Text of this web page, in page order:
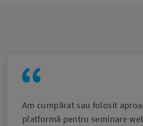
Am cumpărat sau folosit
platformă pentru seminare